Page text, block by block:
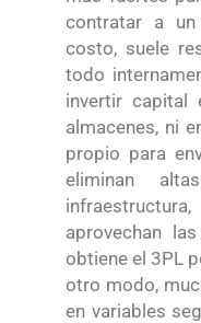
contratar a
costo, suele
todo
invertir capital
almacenes, ni
propio para
eliminan
aprovechan
obtiene el 3PL
otro modo,
en variables